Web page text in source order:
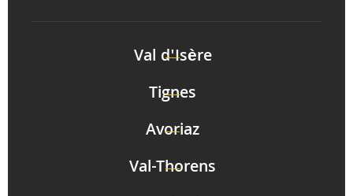
Val d'Isère
Tignes
Avoriaz
Val-Thorens